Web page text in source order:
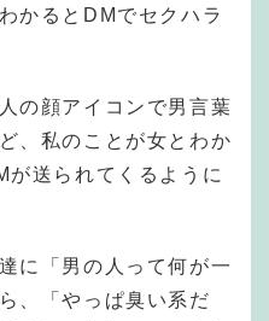
かるとDMでセクハラ
の顔アイコンで男言葉
、私のことが女とわか
が送られてくるように
に「男の人って何が一
、「やっぱ臭い系だ